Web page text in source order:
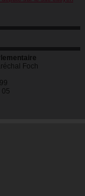
Foch
05